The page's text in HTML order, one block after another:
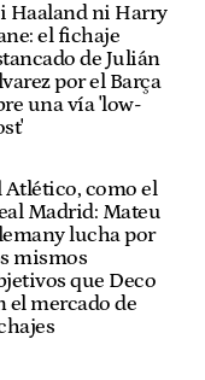
Haaland ni Harry
el fichaje
de Julián
por el Barça
una vía 'low-
Atlético, como el
Madrid: Mateu
lucha por
mismos
que Deco
el mercado de